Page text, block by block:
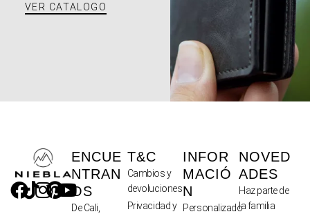
VER CATALOGO
ENCUE
NTRAN
OS
De Cali,
T&C
Cambios y
devoluciones
Privacidad y
INFOR
MACIÓ
N
Personalizado
NOVED
ADES
Haz parte de
la familia